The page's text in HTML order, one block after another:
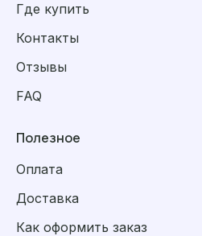
Где купить
Контакты
Отзывы
FAQ
Полезное
Оплата
Доставка
Как оформить заказ